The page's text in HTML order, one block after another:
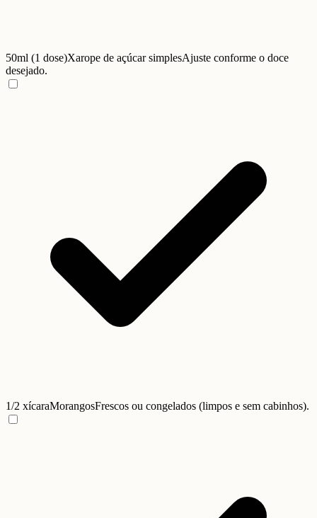
50ml (1 dose)Xarope de açúcar simplesAjuste conforme o doce
desejado.
1/2 xícaraMorangosFrescos ou congelados (limpos e sem cabinhos).